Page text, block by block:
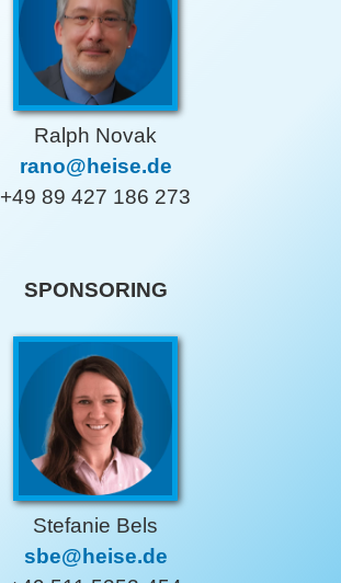
Ralph Novak
rano@heise.de
+49 89 427 186 273
SPONSORING
Stefanie Bels
sbe@heise.de